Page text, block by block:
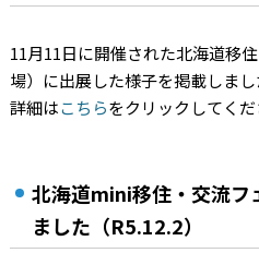
11月11日に開催された北海道移
場）に出展した様子を掲載しまし
詳細はこちらをクリックしてくだ
北海道mini移住・交流フ
ました（R5.12.2）